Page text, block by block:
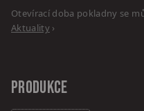
Otevírací doba pokladny se
Aktuality›
PRODUKCE